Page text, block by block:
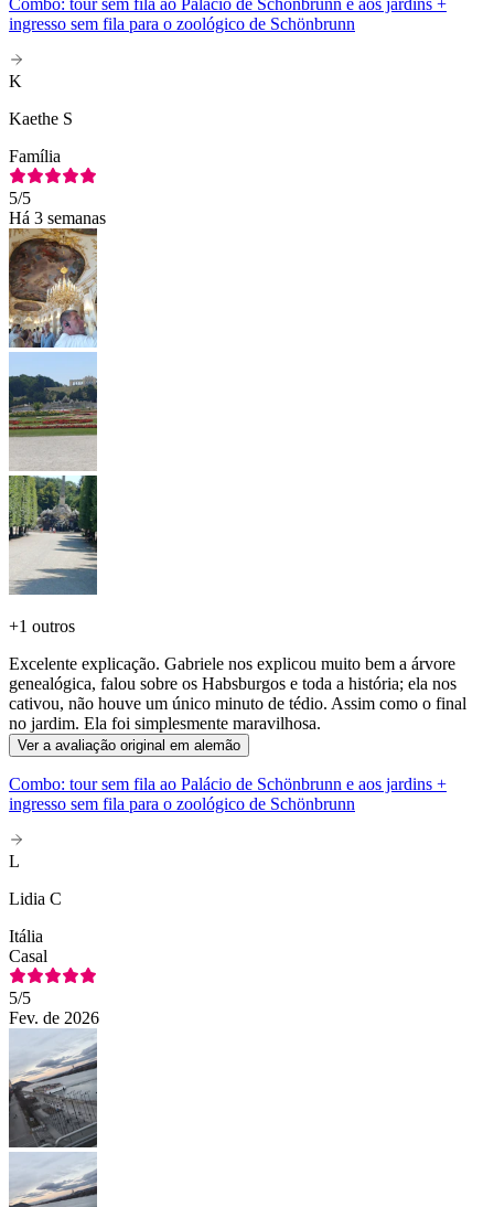
ingresso sem fila para o zoológico de Schönbrunn
K
Kaethe S
Família
5/5
Há 3 semanas
+1 outros
Excelente explicação. Gabriele nos explicou muito bem a árvore
genealógica, falou sobre os Habsburgos e toda a história; ela nos
cativou, não houve um único minuto de tédio. Assim como o final
no jardim. Ela foi simplesmente maravilhosa.
Ver a avaliação original em alemão
Combo: tour sem fila ao Palácio de Schönbrunn e aos jardins +
ingresso sem fila para o zoológico de Schönbrunn
L
Lidia C
Itália
Casal
5/5
Fev. de 2026